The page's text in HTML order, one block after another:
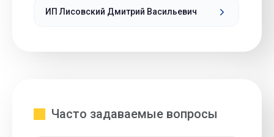
ИП Лисовский Дмитрий Васильевич
Часто задаваемые вопросы